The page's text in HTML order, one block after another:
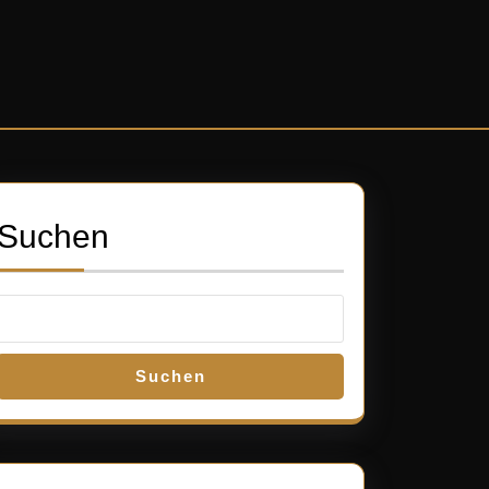
Suchen